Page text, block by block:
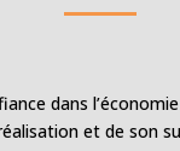
dans
et de son